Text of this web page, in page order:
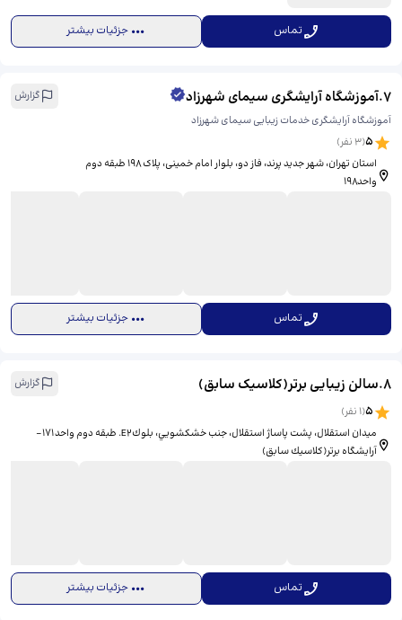
تماس جزئیات بیشتر
7
.آموزشگاه آرایشگری سیمای شهرزاد
گزارش
آموزشگاه آرایشگری خدمات زیبایی سیمای شهرزاد
5
(
3نفر)
استان تهران، شهر جدید پرند، فاز دو، بلوار امام خمینی، ​پلاک ۱۹۸ طبقه دوم
واحد۱۹۸
تماس جزئیات بیشتر
8
.سالن زیبایی برتر(کلاسیک سابق) گزارش
5
(
1 نفر)
ميدان استقلال، پشت پاساژ استقلال، جنب خشكشويي، بلوكE2. طبقه دوم واحد ١٧١-
آرايشگاه برتر(كلاسيك سابق)
تماس جزئیات بیشتر